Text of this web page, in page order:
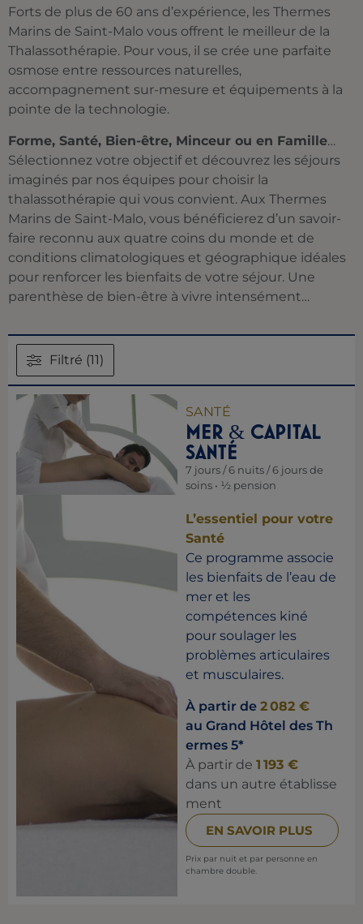
Forts de plus de 60 ans d’expérience, les Thermes
Marins de Saint-Malo vous offrent le meilleur de la
Thalassothérapie. Pour vous, il se crée une parfaite
osmose entre ressources naturelles,
accompagnement sur-mesure et équipements à la
pointe de la technologie.
Forme, Santé, Bien-être, Minceur ou en Famille…
Sélectionnez votre objectif et découvrez les séjours
imaginés par nos équipes pour choisir la
thalassothérapie qui vous convient. Aux Thermes
Marins de Saint-Malo, vous bénéficierez d’un savoir-
faire reconnu aux quatre coins du monde et de
conditions climatologiques et géographique idéales
pour renforcer les bienfaits de votre séjour. Une
parenthèse de bien-être à vivre intensément…
Filtré (11)
SANTÉ
MER &CAPITAL
SANTÉ
7 jours / 6 nuits / 6 jours de
soins • ½ pension
L’essentiel pour votre
Santé
Ce programme associe
les bienfaits de l’eau de
mer et les
compétences kiné
pour soulager les
problèmes articulaires
et musculaires.
À partir de 2 082 €
au Grand Hôtel des Th
ermes 5*
À partir de 1 193 €
dans un autre établisse
ment
EN SAVOIR PLUS
Prix par nuit et par personne en
chambre double.